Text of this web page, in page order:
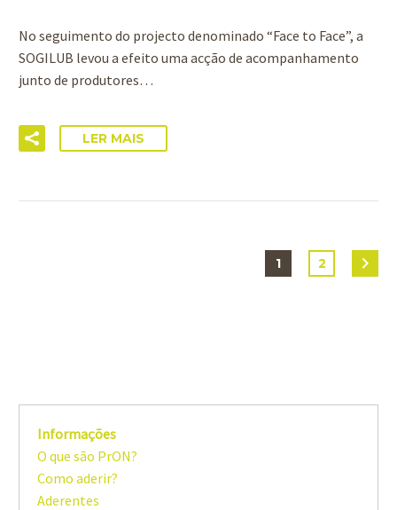
No seguimento do projecto denominado “Face to Face”, a
SOGILUB levou a efeito uma acção de acompanhamento
junto de produtores…
LER MAIS
1 2
Informações
O que são PrON?
Como aderir?
Aderentes